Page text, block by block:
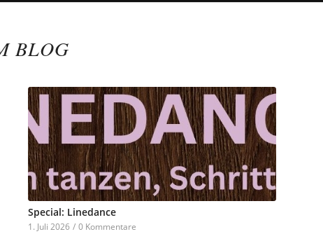
BLOG
Special: Linedance
1. Juli 2026 / 0 Kommentare